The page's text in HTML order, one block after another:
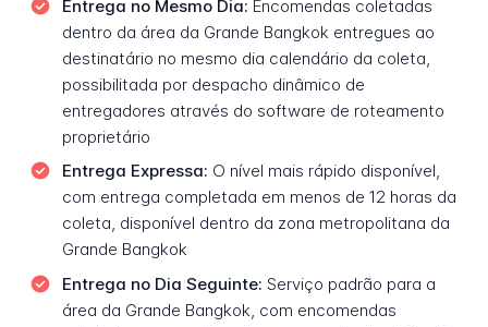
Entrega no Mesmo Dia: Encomendas coletadas
dentro da área da Grande Bangkok entregues ao
destinatário no mesmo dia calendário da coleta,
possibilitada por despacho dinâmico de
entregadores através do software de roteamento
proprietário
Entrega Expressa: O nível mais rápido disponível,
com entrega completada em menos de 12 horas da
coleta, disponível dentro da zona metropolitana da
Grande Bangkok
Entrega no Dia Seguinte: Serviço padrão para a
área da Grande Bangkok, com encomendas